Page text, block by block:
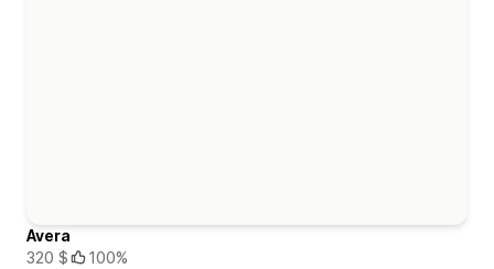
Avera
320 $
100%